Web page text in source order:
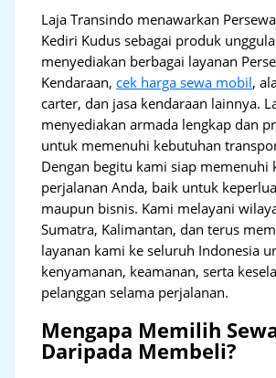
Laja Transindo menawarkan
Kediri Kudus sebagai produk
menyediakan berbagai layanan
Kendaraan, cek harga sewa mobil,
carter, dan jasa kendaraan lainnya.
menyediakan armada lengkap dan
untuk memenuhi kebutuhan
Dengan begitu kami siap memenuhi
perjalanan Anda, baik untuk
maupun bisnis. Kami melayani
Sumatra, Kalimantan, dan terus
layanan kami ke seluruh Indonesia
kenyamanan, keamanan, serta
pelanggan selama perjalanan.
Mengapa Memilih
Daripada Membeli?